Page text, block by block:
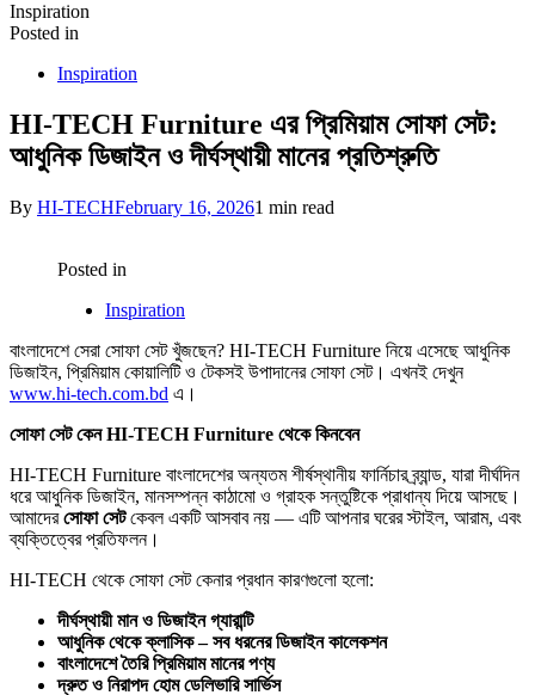
Inspiration
Posted in
Inspiration
HI-TECH Furniture এর প্রিমিয়াম সোফা সেট:
আধুনিক ডিজাইন ও দীর্ঘস্থায়ী মানের প্রতিশ্রুতি
By HI-TECHFebruary 16, 20261 min read
Posted in
Inspiration
বাংলাদেশে সেরা সোফা সেট খুঁজছেন? HI-TECH Furniture নিয়ে এসেছে আধুনিক
ডিজাইন, প্রিমিয়াম কোয়ালিটি ও টেকসই উপাদানের সোফা সেট। এখনই দেখুন
www.hi-tech.com.bd এ।
সোফা সেট কেন HI-TECH Furniture থেকে কিনবেন
HI-TECH Furniture বাংলাদেশের অন্যতম শীর্ষস্থানীয় ফার্নিচার ব্র্যান্ড, যারা দীর্ঘদিন
ধরে আধুনিক ডিজাইন, মানসম্পন্ন কাঠামো ও গ্রাহক সন্তুষ্টিকে প্রাধান্য দিয়ে আসছে।
আমাদেরসোফা সেটকেবল একটি আসবাব নয় — এটি আপনার ঘরের স্টাইল, আরাম, এবং
ব্যক্তিত্বের প্রতিফলন।
HI-TECH থেকে সোফা সেট কেনার প্রধান কারণগুলো হলো:
দীর্ঘস্থায়ী মান ও ডিজাইন গ্যারান্টি
আধুনিক থেকে ক্লাসিক – সব ধরনের ডিজাইন কালেকশন
বাংলাদেশে তৈরি প্রিমিয়াম মানের পণ্য
দ্রুত ও নিরাপদ হোম ডেলিভারি সার্ভিস